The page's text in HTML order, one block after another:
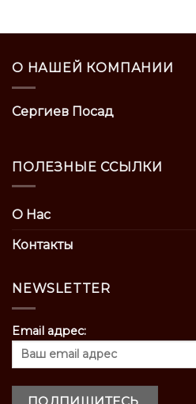
О НАШЕЙ КОМПАНИИ
Сергиев Посад
ПОЛЕЗНЫЕ ССЫЛКИ
О Нас
Контакты
NEWSLETTER
Email адрес: